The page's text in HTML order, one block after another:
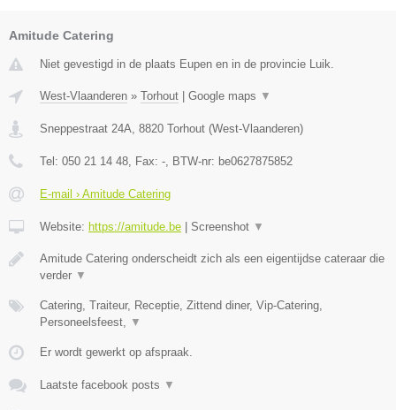
Amitude Catering
Niet gevestigd in de plaats Eupen en in de provincie Luik.
West-Vlaanderen » Torhout Google maps ▼
Sneppestraat 24A, 8820 Torhout (West-Vlaanderen)
Tel: 050 21 14 48, Fax: -, BTW-nr: be0627875852
E-mail › Amitude Catering
Website: https://amitude.be Screenshot ▼
Amitude Catering onderscheidt zich als een eigentijdse cateraar die
verder ▼
Catering, Traiteur, Receptie, Zittend diner, Vip-Catering,
Personeelsfeest, ▼
Er wordt gewerkt op afspraak.
Laatste facebook posts ▼